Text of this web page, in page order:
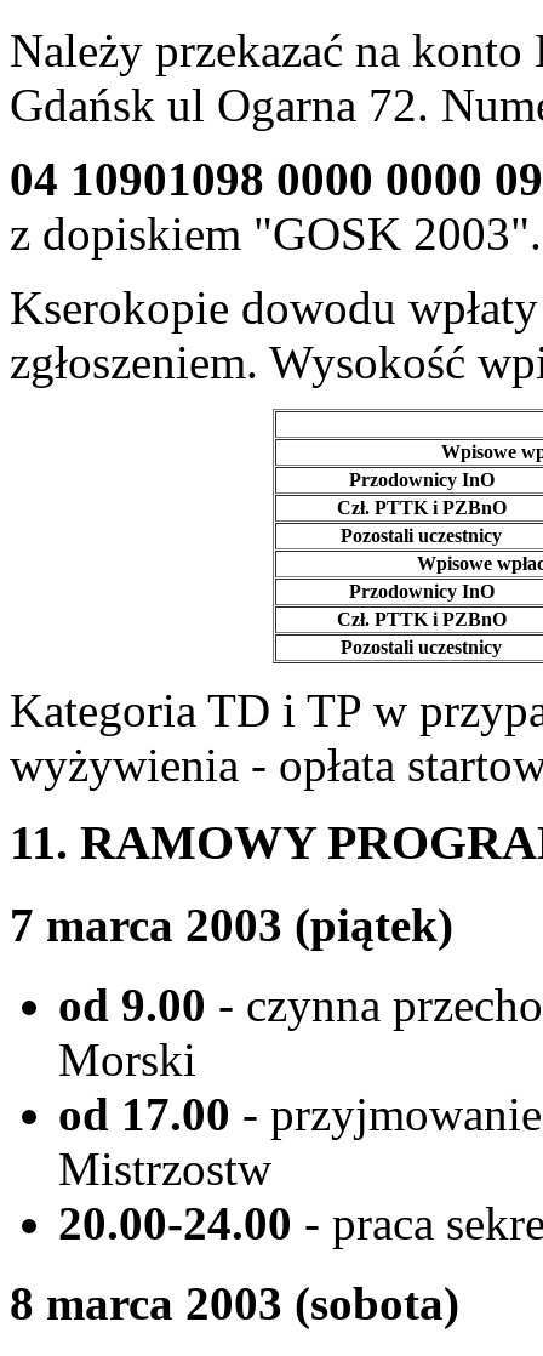
Należy przekazać na
Gdańsk ul Ogarna 72.
04 10901098 0000 0000
z dopiskiem "GOSK 2003".
Kserokopie dowodu
zgłoszeniem. Wysokość
Wpisowe
Przodownicy InO
Czł. PTTK i PZBnO
Pozostali uczestnicy
Wpisowe
Przodownicy InO
Czł. PTTK i PZBnO
Pozostali uczestnicy
Kategoria TD i TP w
wyżywienia - opłata
11. RAMOWY
7 marca 2003 (piątek)
od 9.00 - czynna
Morski
od 17.00 -
Mistrzostw
20.00-24.00 - praca
8 marca 2003 (sobota)